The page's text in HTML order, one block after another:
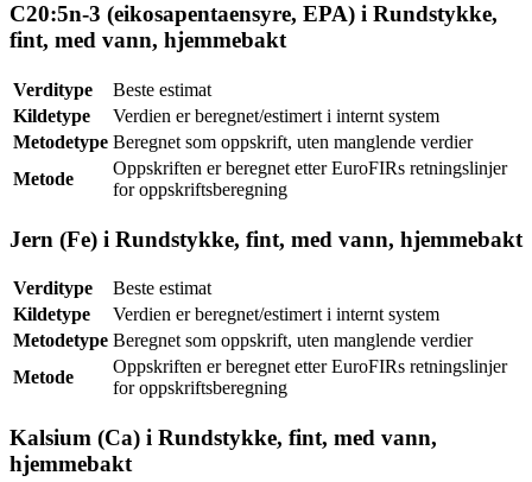
C20:5n-3 (eikosapentaensyre, EPA) i Rundstykke,
fint, med vann, hjemmebakt
Verditype
Beste estimat
Kildetype
Verdien er beregnet/estimert i internt system
Metodetype Beregnet som oppskrift, uten manglende verdier
Metode
Oppskriften er beregnet etter EuroFIRs retningslinjer
for oppskriftsberegning
Jern (Fe) i Rundstykke, fint, med vann, hjemmebakt
Verditype
Beste estimat
Kildetype
Verdien er beregnet/estimert i internt system
Metodetype Beregnet som oppskrift, uten manglende verdier
Metode
Oppskriften er beregnet etter EuroFIRs retningslinjer
for oppskriftsberegning
Kalsium (Ca) i Rundstykke, fint, med vann,
hjemmebakt